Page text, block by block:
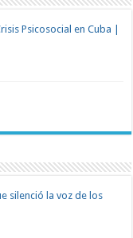
Psicosocial en Cuba |
silenció la voz de los